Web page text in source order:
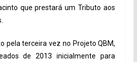
que prestará um Tributo aos
pela terceira vez no Projeto QBM,
de 2013 inicialmente para